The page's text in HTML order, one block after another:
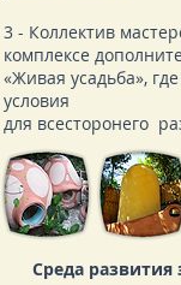
3 - Коллектив
комплексе
«Живая усадьба»,
условия
для всесторонего
Среда развития